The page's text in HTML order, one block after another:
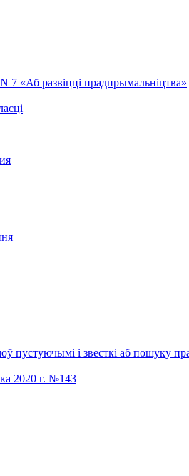
7 «Аб развіцці прадпрымальніцтва»
пустуючымі і звесткі аб пошуку
2020 г. №143